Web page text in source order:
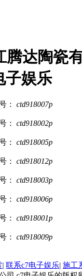
腾达陶瓷
子娱乐
： ctd918007p
： ctd918002p
： ctd918005p
： ctd918012p
： ctd918003p
： ctd918006p
： ctd918001p
： ctd918009p
| 联系c7电子娱乐| 施工